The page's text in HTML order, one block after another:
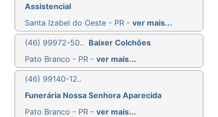
Assistencial
Santa Izabel do Oeste - PR - ver mais...
(46) 99972-50.. Baixer Colchões
Pato Branco - PR - ver mais...
(46) 99140-12..
Funerária Nossa Senhora Aparecida
Pato Branco - PR - ver mais...